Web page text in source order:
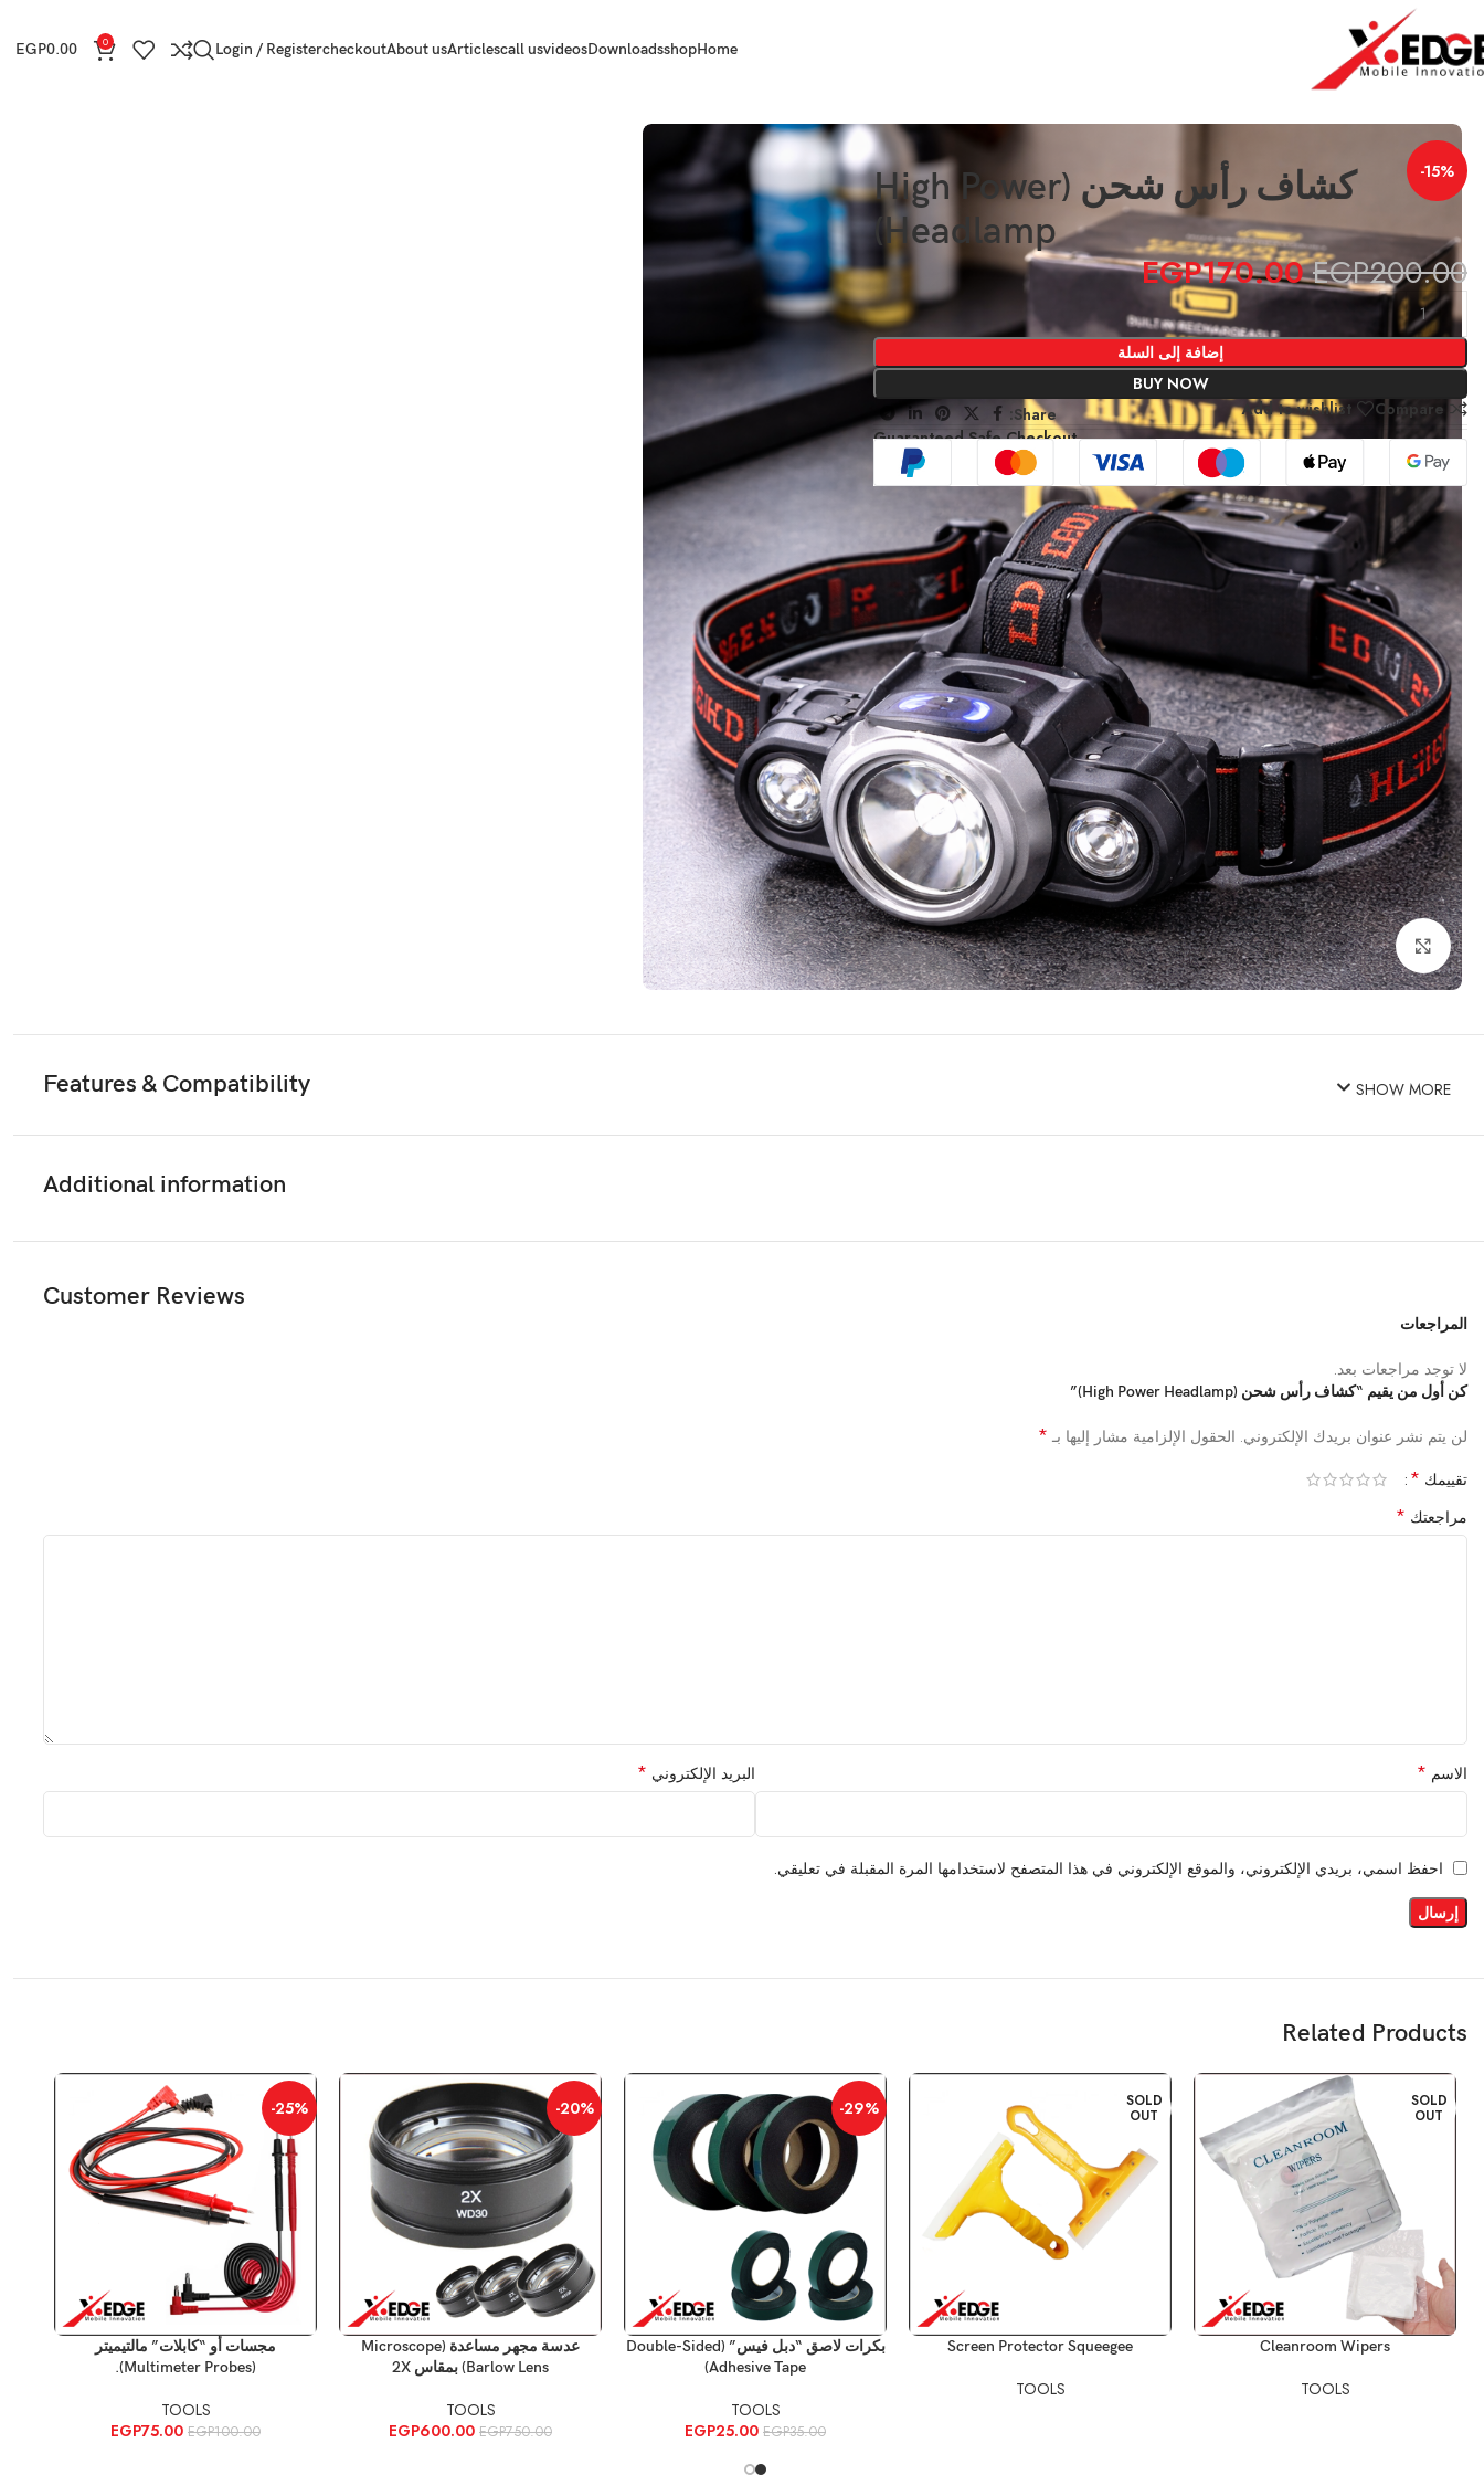
Home
shop
Downloads
videos
call us
Articles
About us
checkout
Login / Register
0
EGP0.00
الرئيسية TOOLS كشاف رأس شحن (High Power Headlamp)
-15%
Click to enlarge
كشاف رأس شحن (High Power
Headlamp)
EGP200.00
EGP170.00
إضافة إلى السلة
BUY NOW
Compare
Add to wishlist
Share:
Guaranteed Safe Checkout
Features & Compatibility SHOW MORE
Additional information
Customer Reviews
المراجعات
لا توجد مراجعات بعد.
كن أول من يقيم “كشاف رأس شحن (High Power Headlamp)”
لن يتم نشر عنوان بريدك الإلكتروني. الحقول الإلزامية مشار إليها بـ *
تقييمك *
مراجعتك *
الاسم * البريد الإلكتروني *
احفظ اسمي، بريدي الإلكتروني، والموقع الإلكتروني في هذا المتصفح لاستخدامها المرة المقبلة في تعليقي.
Related Products
SOLD
OUT
قراءة المزيدCleanroom Wipers
TOOLS
SOLD
OUT
قراءة المزيد
Screen Protector Squeegee
TOOLS
-29%
إضافة إلى السلة
بكرات لاصق “دبل فيس” (Double-Sided
Adhesive Tape)
TOOLS
EGP35.00
EGP25.00
-20%
إضافة إلى السلة
عدسة مجهر مساعدة (Microscope
Barlow Lens) بمقاس 2X
TOOLS
EGP750.00
EGP600.00
-25%
إضافة إلى السلة
مجسات أو “كابلات” مالتيميتر
(Multimeter Probes).
TOOLS
EGP100.00
EGP75.00